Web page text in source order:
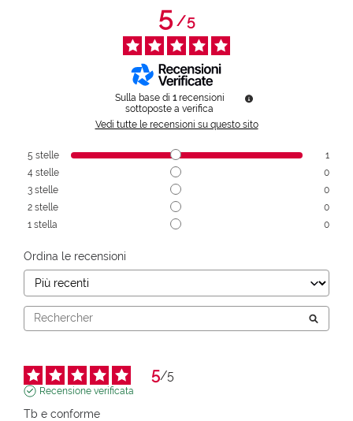
5/5
Sulla base di 1 recensioni
sottoposte a verifica
Vedi tutte le recensioni su questo sito
5 stelle
1
4 stelle
0
3 stelle
0
2 stelle
0
1 stella 0
Ordina le recensioni
5/5
Recensione verificata
Tb e conforme